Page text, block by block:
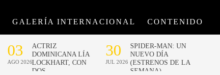
GALERÍA INTERNACIONAL CONTENIDO